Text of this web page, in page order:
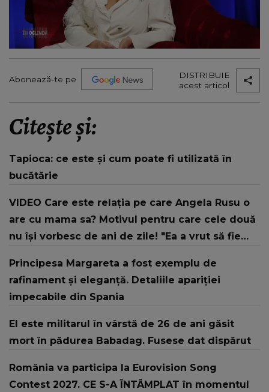
Abonează-te pe
DISTRIBUIE
acest articol
Citește și:
Tapioca: ce este și cum poate fi utilizată în
bucătărie
VIDEO Care este relația pe care Angela Rusu o
are cu mama sa? Motivul pentru care cele două
nu își vorbesc de ani de zile! "Ea a vrut să fie
față de tatăl meu!"
Principesa Margareta a fost exemplu de
rafinament și eleganță. Detaliile apariției
impecabile din Spania
El este militarul în vârstă de 26 de ani găsit
mort în pădurea Babadag. Fusese dat dispărut
România va participa la Eurovision Song
Contest 2027. CE S-A ÎNTÂMPLAT în momentul